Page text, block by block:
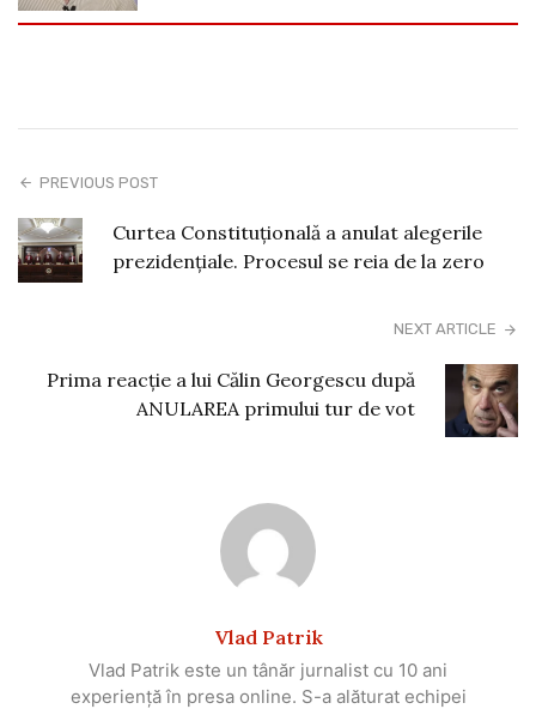
PREVIOUS POST
Curtea Constituțională a anulat alegerile
prezidențiale. Procesul se reia de la zero
NEXT ARTICLE
Prima reacție a lui Călin Georgescu după
ANULAREA primului tur de vot
Vlad Patrik
Vlad Patrik este un tânăr jurnalist cu 10 ani
experiență în presa online. S-a alăturat echipei